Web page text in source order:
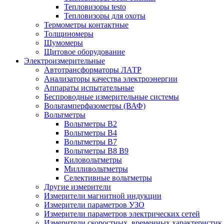
Тепловизоры testo
Тепловизоры для охоты
Термометры контактные
Толщиномеры
Шумомеры
Щитовое оборудование
Электроизмерительные
Автотрансформаторы ЛАТР
Анализаторы качества электроэнергии
Аппараты испытательные
Беспроводные измерительные системы
Вольтамперфазометры (ВАФ)
Вольтметры
Вольтметры В2
Вольтметры В4
Вольтметры В7
Вольтметры В8 В9
Киловольтметры
Милливольтметры
Селективные вольтметры
Другие измерители
Измерители магнитной индукции
Измерители параметров УЗО
Измерители параметров электрических сетей